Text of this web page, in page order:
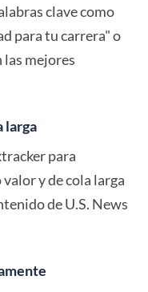
clave como
para tu carrera" o
las mejores
larga
para
y de cola larga
de U.S. News